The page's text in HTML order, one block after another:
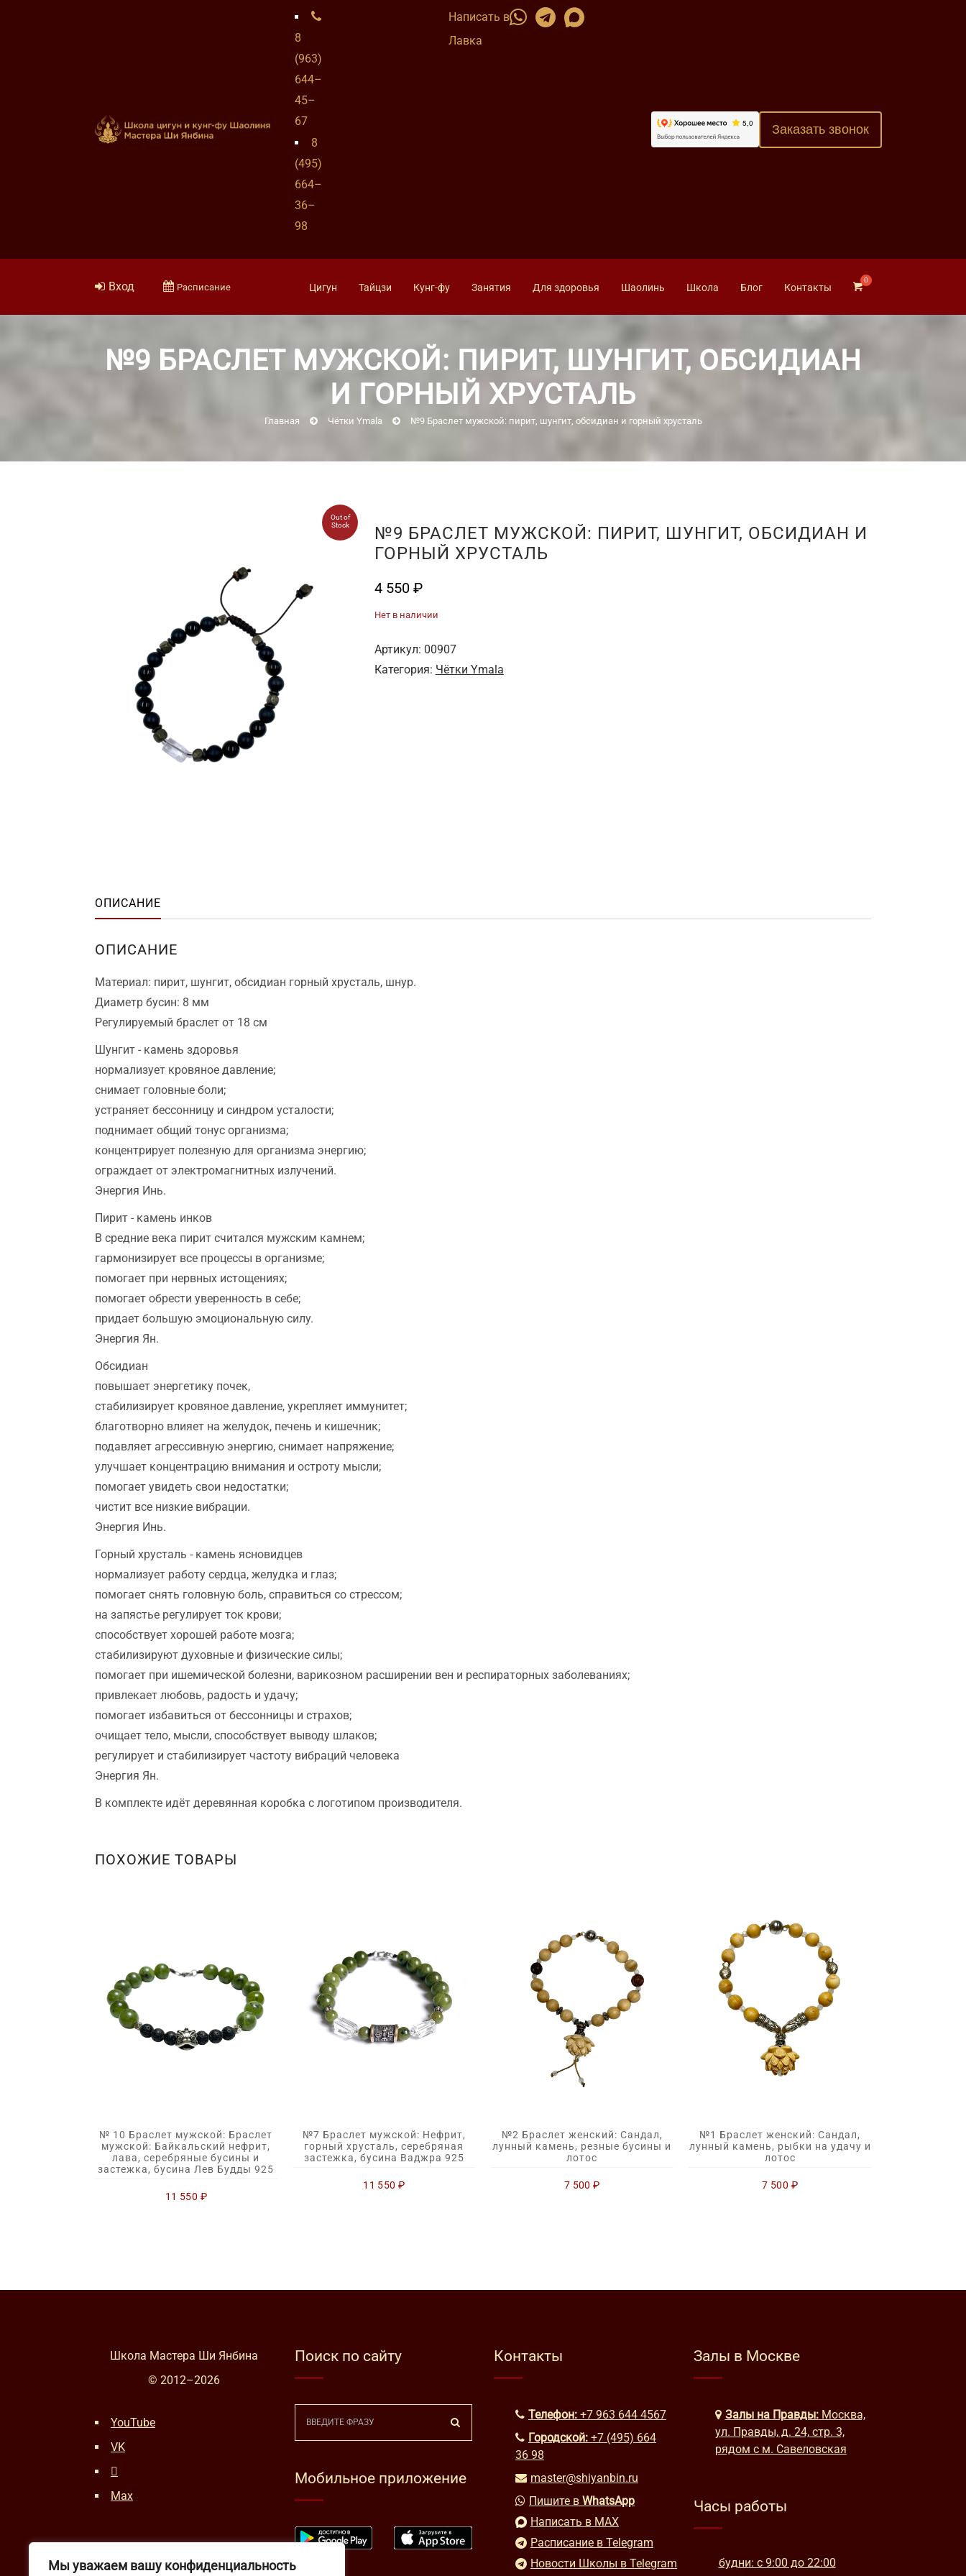
Мы уважаем вашу конфиденциальность
8
(963)
644–
45–
67
8
(495)
664–
36–
98
Написать в
Лавка
Заказать звонок
Вход Расписание Цигун Тайцзи Кунг-фу Занятия Для здоровья Шаолинь Школа Блог Контакты
№9 БРАСЛЕТ МУЖСКОЙ: ПИРИТ, ШУНГИТ, ОБСИДИАН
И ГОРНЫЙ ХРУСТАЛЬ
Главная Чётки Ymala №9 Браслет мужской: пирит, шунгит, обсидиан и горный хрусталь
Out of
Stock
№9 БРАСЛЕТ МУЖСКОЙ: ПИРИТ, ШУНГИТ, ОБСИДИАН И
ГОРНЫЙ ХРУСТАЛЬ
4 550 ₽
Нет в наличии
Артикул: 00907
Категория: Чётки Ymala
ОПИСАНИЕ
ОПИСАНИЕ
Материал: пирит, шунгит, обсидиан горный хрусталь, шнур.
Диаметр бусин: 8 мм
Регулируемый браслет от 18 см
Шунгит - камень здоровья
нормализует кровяное давление;
снимает головные боли;
устраняет бессонницу и синдром усталости;
поднимает общий тонус организма;
концентрирует полезную для организма энергию;
ограждает от электромагнитных излучений.
Энергия Инь.
Пирит - камень инков
В средние века пирит считался мужским камнем;
гармонизирует все процессы в организме;
помогает при нервных истощениях;
помогает обрести уверенность в себе;
придает большую эмоциональную силу.
Энергия Ян.
Обсидиан
повышает энергетику почек,
стабилизирует кровяное давление, укрепляет иммунитет;
благотворно влияет на желудок, печень и кишечник;
подавляет агрессивную энергию, снимает напряжение;
улучшает концентрацию внимания и остроту мысли;
помогает увидеть свои недостатки;
чистит все низкие вибрации.
Энергия Инь.
Горный хрусталь - камень ясновидцев
нормализует работу сердца, желудка и глаз;
помогает снять головную боль, справиться со стрессом;
на запястье регулирует ток крови;
способствует хорошей работе мозга;
стабилизируют духовные и физические силы;
помогает при ишемической болезни, варикозном расширении вен и респираторных заболеваниях;
привлекает любовь, радость и удачу;
помогает избавиться от бессонницы и страхов;
очищает тело, мысли, способствует выводу шлаков;
регулирует и стабилизирует частоту вибраций человека
Энергия Ян.
В комплекте идёт деревянная коробка с логотипом производителя.
ПОХОЖИЕ ТОВАРЫ
№ 10 Браслет мужской: Браслет
мужской: Байкальский нефрит,
лава, серебряные бусины и
застежка, бусина Лев Будды 925
11 550 ₽
№7 Браслет мужской: Нефрит,
горный хрусталь, серебряная
застежка, бусина Ваджра 925
11 550 ₽
№2 Браслет женский: Сандал,
лунный камень, резные бусины и
лотос
7 500₽
№1 Браслет женский: Сандал,
лунный камень, рыбки на удачу и
лотос
7 500 ₽
Школа Мастера Ши Янбина
© 2012–2026
YouTube
VK
Max
Поиск по сайту
Мобильное приложение
Контакты
Телефон: +7 963 644 4567
Городской: +7 (495) 664
36 98
master@shiyanbin.ru
Пишите в WhatsApp
Написать в MAX
Расписание в Telegram
Новости Школы в Telegram
Залы в Москве
Залы на Правды: Москва,
ул. Правды, д. 24, стр. 3,
рядом с м. Савеловская
Часы работы
будни: с 9:00 до 22:00